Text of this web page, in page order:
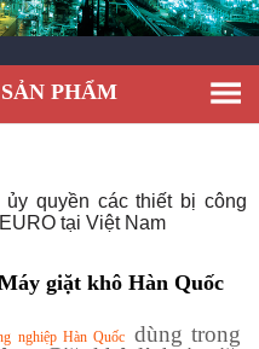
PHẨM
quyền các thiết bị công
tại Việt Nam
giặt khô Hàn Quốc
nghiệp Hàn Quốc dùng trong